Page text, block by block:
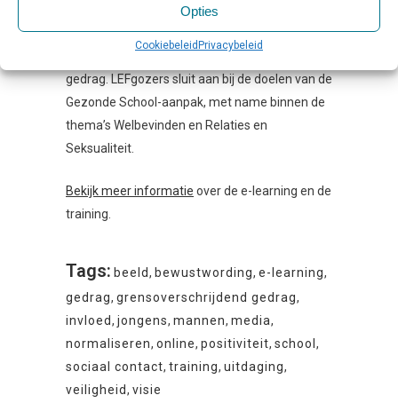
Opties
CookiebeleidPrivacybeleid
LEFgozers is een methodiek voor docenten en
begeleiders om met jongens in gesprek te gaan
over mannelijkheid, groepsdruk en respectvol
gedrag. LEFgozers sluit aan bij de doelen van de
Gezonde School-aanpak, met name binnen de
thema’s Welbevinden en Relaties en
Seksualiteit.
Bekijk meer informatie over de e-learning en de
training.
Tags: beeld, bewustwording, e-learning,
gedrag, grensoverschrijdend gedrag,
invloed, jongens, mannen, media,
normaliseren, online, positiviteit, school ,
sociaal contact, training, uitdaging,
veiligheid, visie